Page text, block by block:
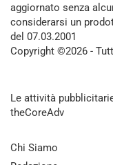
aggiornato senza
considerarsi un
del 07.03.2001
Copyright ©2026 -
Le attività
theCoreAdv
Chi Siamo